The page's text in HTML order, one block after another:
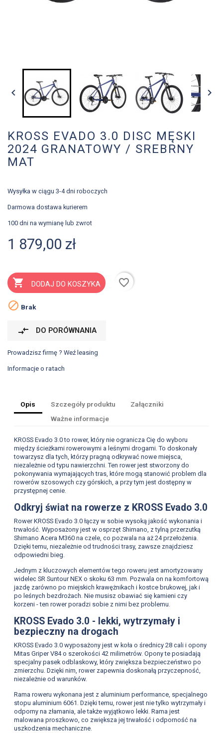
 
KROSS EVADO 3.0 DISC MĘSKI
2024 GRANATOWY / SREBRNY
MAT
Wysyłka w ciągu 3-4 dni roboczych
Darmowa dostawa kurierem
100 dni na wymianę lub zwrot
1 879,00 zł
 DODAJ DO KOSZYKA
favorite_border
 Brak
compare_arrows DO PORÓWNANIA
Prowadzisz firmę ? Weź leasing
Informacje o ratach
Opis Szczegóły produktu
Załączniki
Ważne informacje
KROSS Evado 3.0 to rower, który nie ogranicza Cię do wyboru
między ścieżkami rowerowymi a leśnymi drogami. To doskonały
towarzysz dla tych, którzy pragną odkrywać nowe miejsca,
niezależnie od typu nawierzchni. Ten rower jest stworzony do
pokonywania wymajających tras, które mogą stanowić problem dla
rowerów szosowych czy górskich, a przy tym jest dostępny w
przystępnej cenie.
Odkryj świat na rowerze z KROSS Evado 3.0
Rower KROSS Evado 3.0 łączy w sobie wysoką jakość wykonania i
trwałość. Wyposażony jest w osprzęt Shimano, z tylną przerzutką
Shimano Acera M360 na czele, co pozwala na aż 24 przełożenia.
Dzięki temu, niezależnie od trudności trasy, zawsze znajdziesz
odpowiedni bieg.
Jednym z kluczowych elementów tego roweru jest amortyzowany
widelec SR Suntour NEX o skoku 63 mm. Pozwala on na komfortową
jazdę zarówno po miejskich krawężnikach i kostce brukowej, jak i
po leśnych bezdrożach. Nie musisz obawiać się kamieni czy
korzeni - ten rower poradzi sobie z nimi bez problemu.
KROSS Evado 3.0 - lekki, wytrzymały i
bezpieczny na drogach
KROSS Evado 3.0 wyposażony jest w koła o średnicy 28 cali i opony
Mitas Griper V84 o szerokości 42 milimetrów. Opony te posiadają
specjalny pasek odblaskowy, który zwiększa bezpieczeństwo po
zmierzchu. Dzięki nim, rower zapewnia doskonałą przyczepność,
niezależnie od warunków.
Rama roweru wykonana jest z aluminium performance, specjalnego
stopu aluminium 6061. Dzięki temu, rower jest nie tylko wytrzymały i
odporny na złamania, ale także wyjątkowo lekki. Rama jest
malowana proszkowo, co zwiększa jej trwałość i odporność na
uszkodzenia mechaniczne.